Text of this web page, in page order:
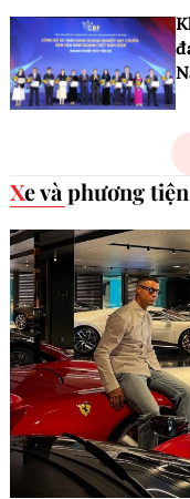
Xe và phương tiện